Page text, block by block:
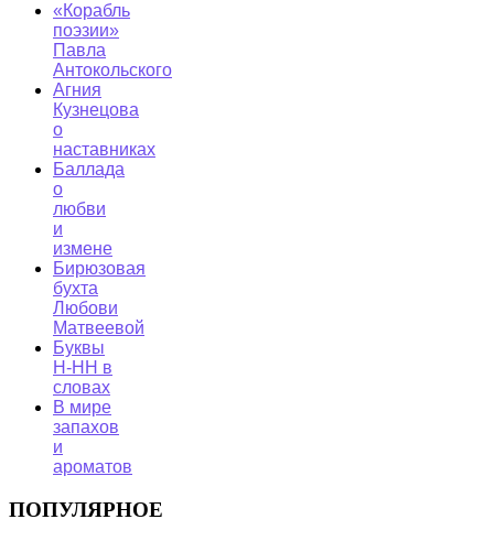
«Корабль
поэзии»
Павла
Антокольского
Агния
Кузнецова
о
наставниках
Баллада
о
любви
и
измене
Бирюзовая
бухта
Любови
Матвеевой
Буквы
Н-НН в
словах
В мире
запахов
и
ароматов
ПОПУЛЯРНОЕ